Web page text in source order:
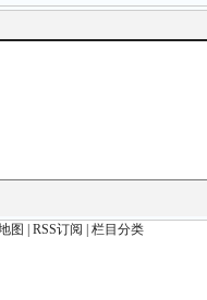
图 RSS订阅
栏目分类